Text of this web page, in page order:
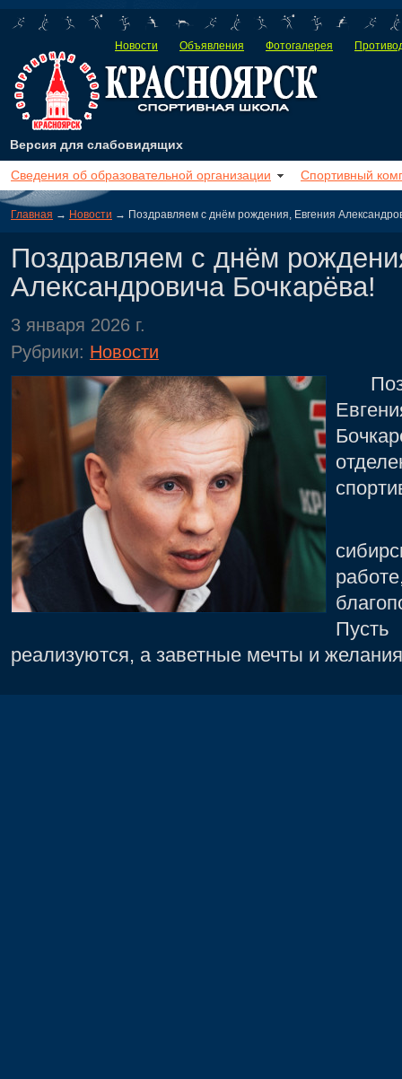
Новости Объявления Фотогалерея
Версия для слабовидящих
Сведения об образовательной организации Спортивный
Главная → Новости → Поздравляем с днём рождения, Евгения
Поздравляем с днём
Александровича Бочкарёва!
3 января 2026 г.
Рубрики: Новости
реализуются, а заветные мечты и